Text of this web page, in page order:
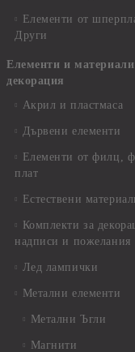
Елементи от
Други
Елементи и материали
декорация
Акрил и пластмаса
Дървени елементи
Елементи от филц,
плат
Естествени
Комплекти за
надписи и пожелания
Лед лампички
Метални елементи
Метални Ъгли
Магнити